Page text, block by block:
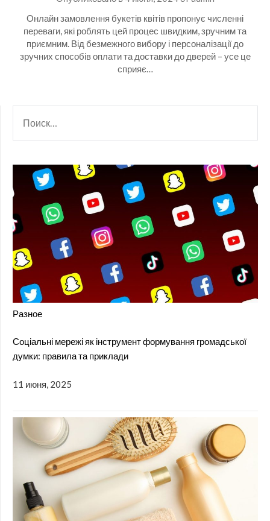
Онлайн замовлення букетів квітів пропонує численні
переваги, які роблять цей процес швидким, зручним та
приємним. Від безмежного вибору і персоналізації до
зручних способів оплати та доставки до дверей – усе це
сприяє…
Разное
Соціальні мережі як інструмент формування громадської
думки: правила та приклади
11 июня, 2025